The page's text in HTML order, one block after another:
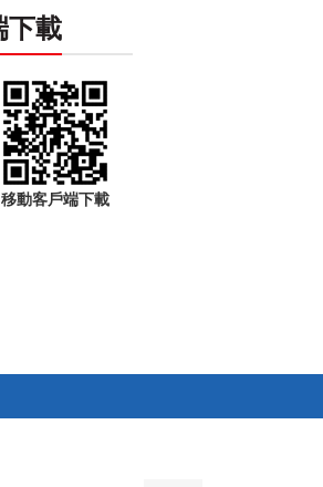
下載
移動客戶端下載